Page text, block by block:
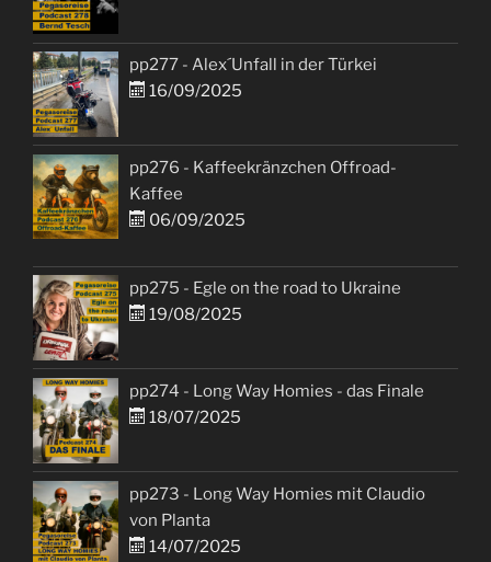
pp277 - Alex´Unfall in der Türkei
16/09/2025
pp276 - Kaffeekränzchen Offroad-
Kaffee
06/09/2025
pp275 - Egle on the road to Ukraine
19/08/2025
pp274 - Long Way Homies - das Finale
18/07/2025
pp273 - Long Way Homies mit Claudio
von Planta
14/07/2025